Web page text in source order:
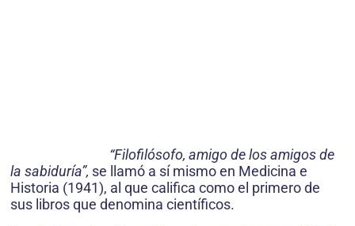
“Filofilósofo, amigo de los amigos de
la sabiduría”, se llamó a sí mismo en Medicina e
Historia (1941), al que califica como el primero de
sus libros que denomina científicos.